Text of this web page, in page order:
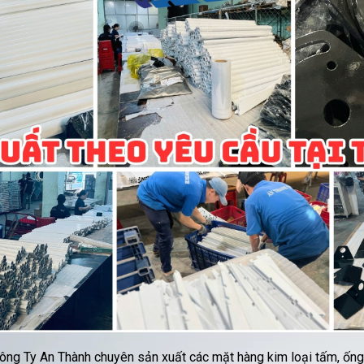
Ty An Thành chuyên sản xuất các mặt hàng kim loại tấm,